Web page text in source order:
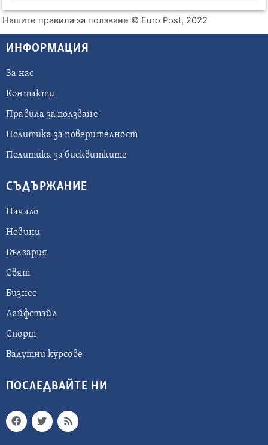
Нашите правила за ползване © Euro Post, 2022
ИНФОРМАЦИЯ
За нас
Контакти
Правила за ползване
Политика за поверителност
Политика за бисквитките
СЪДЪРЖАНИЕ
Начало
Новини
България
Свят
Бизнес
Лайфстайл
Спорт
Валутни курсове
ПОСЛЕДВАЙТЕ НИ